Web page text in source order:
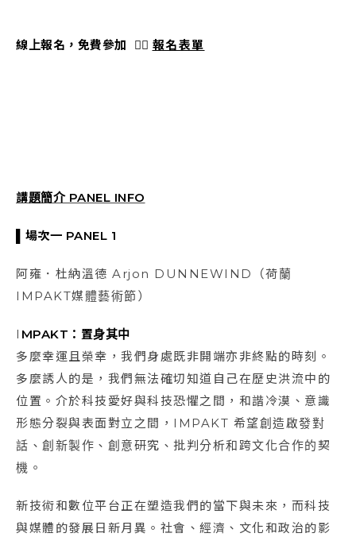
線上報名，免費參加 👉🏻 報名表單
講題簡介 PANEL INFO
▌場次一 PANEL 1
阿雍．杜納溫德 Arjon DUNNEWIND（荷蘭
IMPAKT媒體藝術節）
I MPAKT ：置身其中
多麼幸運且榮幸，我們身處既非開端亦非終點的時刻。
多麼誘人的是，我們無法確切知道自己在歷史洪流中的
位置。介於科技愛好與科技恐懼之間，和諧冷漠、意識
形態分裂與表面對立之間，IMPAKT 希望創造啟發對
話、創新製作、創意研究、批判分析和跨文化合作的契
機。
新技術和數位平台正在塑造我們的當下與未來，而科技
與媒體的發展日新月異。社會、經濟、文化和政治的影